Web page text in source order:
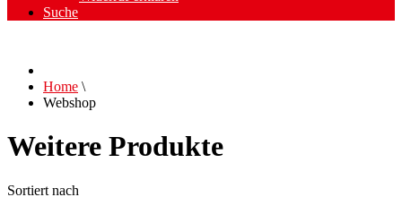
Suche
Home \
Webshop
Weitere Produkte
Sortiert nach